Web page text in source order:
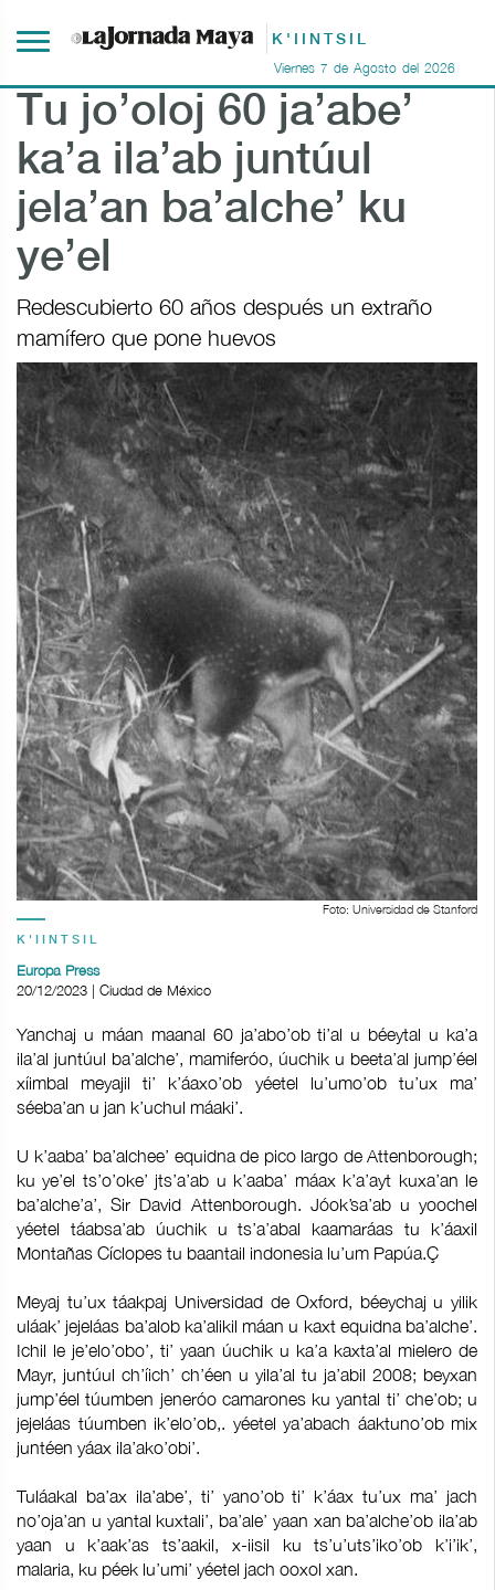
K'IINTSIL
Viernes 7 de Agosto del 2026
Tu jo’oloj 60 ja’abe’
ka’a ila’ab juntúul
jela’an ba’alche’ ku
ye’el
Redescubierto 60 años después un extraño
mamífero que pone huevos
Foto: Universidad de Stanford
K'IINTSIL
Europa Press
20/12/2023 | Ciudad de México
Yanchaj u máan maanal 60 ja’abo’ob ti’al u béeytal u ka’a
ila’al juntúul ba’alche’, mamiferóo, úuchik u beeta’al jump’éel
xíimbal meyajil ti’ k’áaxo’ob yéetel lu’umo’ob tu’ux ma’
séeba’an u jan k’uchul máaki’.
U k’aaba’ ba’alchee’ equidna de pico largo de Attenborough;
ku ye’el ts’o’oke’ jts’a’ab u k’aaba’ máax k’a’ayt kuxa’an le
ba’alche’a’, Sir David Attenborough. Jóok’sa’ab u yoochel
yéetel táabsa’ab úuchik u ts’a’abal kaamaráas tu k’áaxil
Montañas Cíclopes tu baantail indonesia lu’um Papúa.Ç
Meyaj tu’ux táakpaj Universidad de Oxford, béeychaj u yilik
uláak’ jejeláas ba’alob ka’alikil máan u kaxt equidna ba’alche’.
Ichil le je’elo’obo’, ti’ yaan úuchik u ka’a kaxta’al mielero de
Mayr, juntúul ch’íich’ ch’éen u yila’al tu ja’abil 2008; beyxan
jump’éel túumben jeneróo camarones ku yantal ti’ che’ob; u
jejeláas túumben ik’elo’ob,. yéetel ya’abach áaktuno’ob mix
juntéen yáax ila’ako’obi’.
Tuláakal ba’ax ila’abe’, ti’ yano’ob ti’ k’áax tu’ux ma’ jach
no’oja’an u yantal kuxtali’, ba’ale’ yaan xan ba’alche’ob ila’ab
yaan u k’aak’as ts’aakil, x-iisil ku ts’u’uts’iko’ob k’i’ik’,
malaria, ku péek lu’umi’ yéetel jach ooxol xan.